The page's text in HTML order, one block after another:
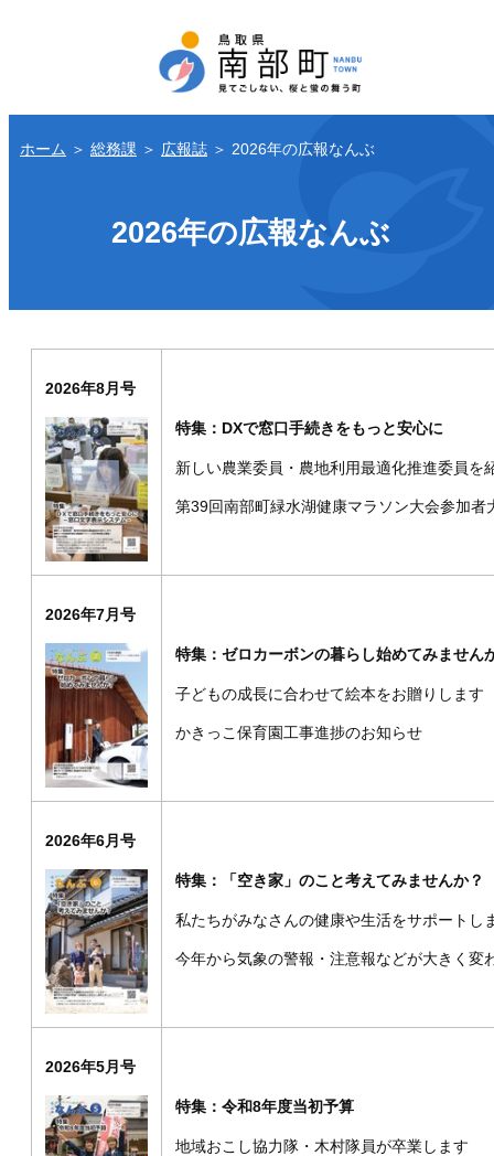
ホーム ＞ 総務課 ＞ 広報誌 ＞ 2026年の広報なんぶ
2026年の広報なんぶ
2026年8月号
特集：DXで窓口手続きをもっと安心に
新しい農業委員・農地利用最適化推進委員を
第39回南部町緑水湖健康マラソン大会参加者
2026年7月号
特集：ゼロカーボンの暮らし始めてみません
子どもの成長に合わせて絵本をお贈りします
かきっこ保育園工事進捗のお知らせ
2026年6月号
特集：「空き家」のこと考えてみませんか？
私たちがみなさんの健康や生活をサポートし
今年から気象の警報・注意報などが大きく変
2026年5月号
特集：令和8年度当初予算
地域おこし協力隊・木村隊員が卒業します